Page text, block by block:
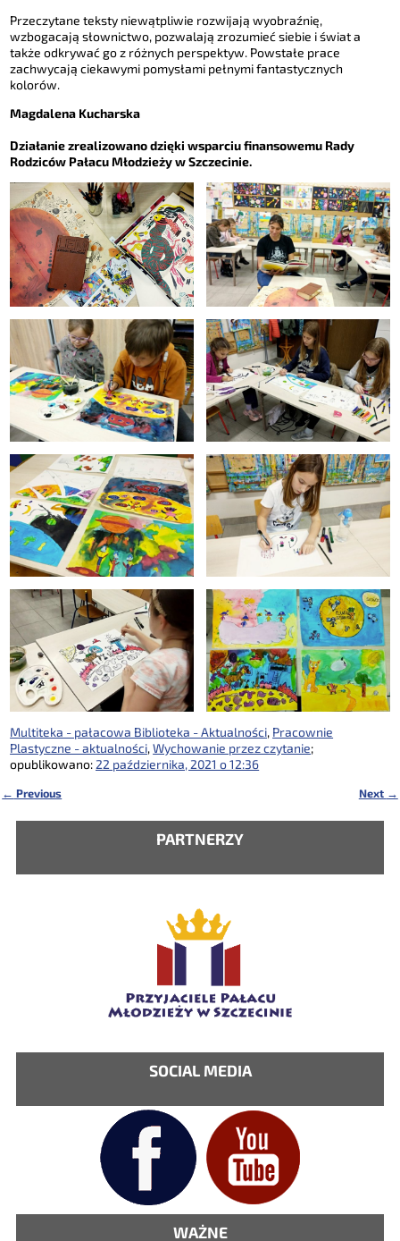
Przeczytane teksty niewątpliwie rozwijają wyobraźnię,
wzbogacają słownictwo, pozwalają zrozumieć siebie i świat a
także odkrywać go z różnych perspektyw. Powstałe prace
zachwycają ciekawymi pomysłami pełnymi fantastycznych
kolorów.
Magdalena Kucharska
Działanie zrealizowano dzięki wsparciu finansowemu Rady
Rodziców Pałacu Młodzieży w Szczecinie.
Multiteka - pałacowa Biblioteka - Aktualności, Pracownie
Plastyczne - aktualności,Wychowanie przez czytanie;
opublikowano: 22 października, 2021 o 12:36
← Previous Next →
PARTNERZY
SOCIAL MEDIA
WAŻNE